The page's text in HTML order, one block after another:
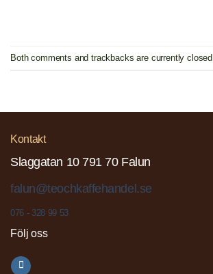
Both comments and trackbacks are currently closed.
Kontakt
Slaggatan 10 791 70 Falun
falun@teochkaffehandel.se
076 - 328 99 53
Följ oss